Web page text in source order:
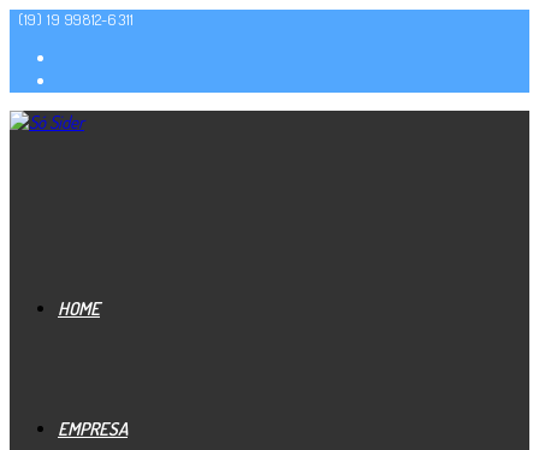
(19) 19 99812-6311
HOME
EMPRESA